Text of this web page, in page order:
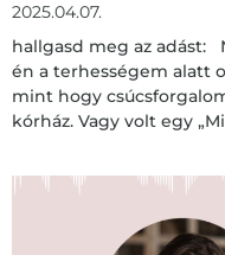
2025.04.07.
hallgasd meg az adást:
én a terhességem alatt
mint hogy
kórház. Vagy volt egy